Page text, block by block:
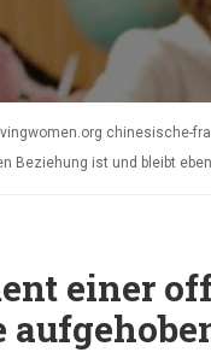
chinesische-
Beziehung ist und bleibt
einer